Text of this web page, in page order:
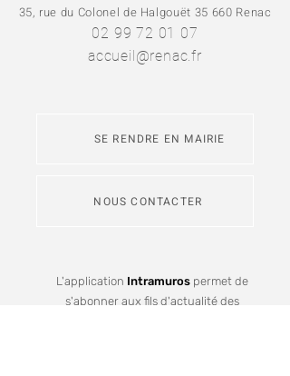
35, rue du Colonel de Halgouët 35 660 Renac
02 99 72 01 07
accueil@renac.fr
SE RENDRE EN MAIRIE
NOUS CONTACTER
L'application Intramurospermet de
s'abonner aux fils d'actualité des